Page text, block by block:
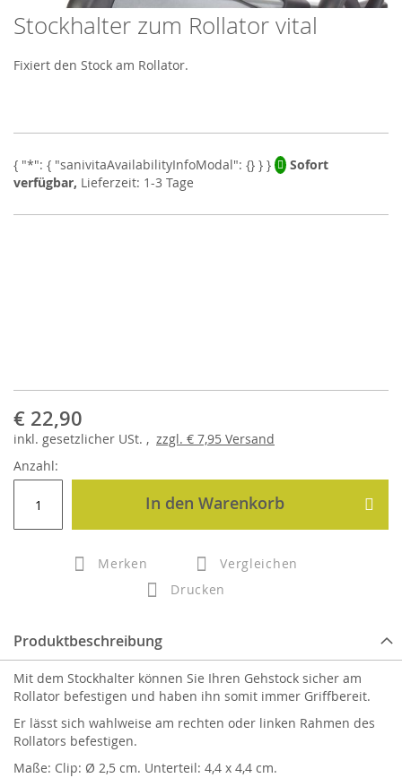
Skip
to
the
beginning
images
Stockhalter zum Rollator vital
Fixiert den Stock am Rollator.
Sofort
verfügbar, Lieferzeit: 1-3 Tage
€ 22,90
inkl. gesetzlicher USt. , zzgl. € 7,95 Versand
Anzahl:
In den Warenkorb
Merken
Vergleichen
Drucken
Produktbeschreibung
Mit dem Stockhalter können Sie Ihren Gehstock sicher am
Rollator befestigen und haben ihn somit immer Griffbereit.
Er lässt sich wahlweise am rechten oder linken Rahmen des
Rollators befestigen.
Maße: Clip: Ø 2,5 cm. Unterteil: 4,4 x 4,4 cm.